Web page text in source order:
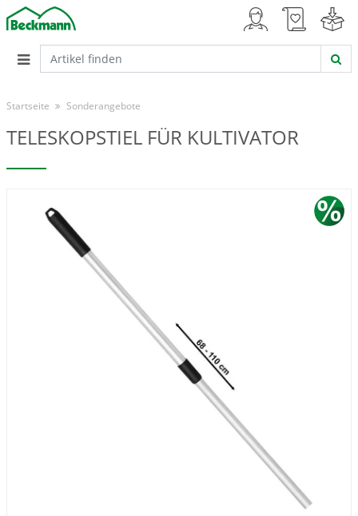
Startseite Sonderangebote
TELESKOPSTIEL FÜR KULTIVATOR